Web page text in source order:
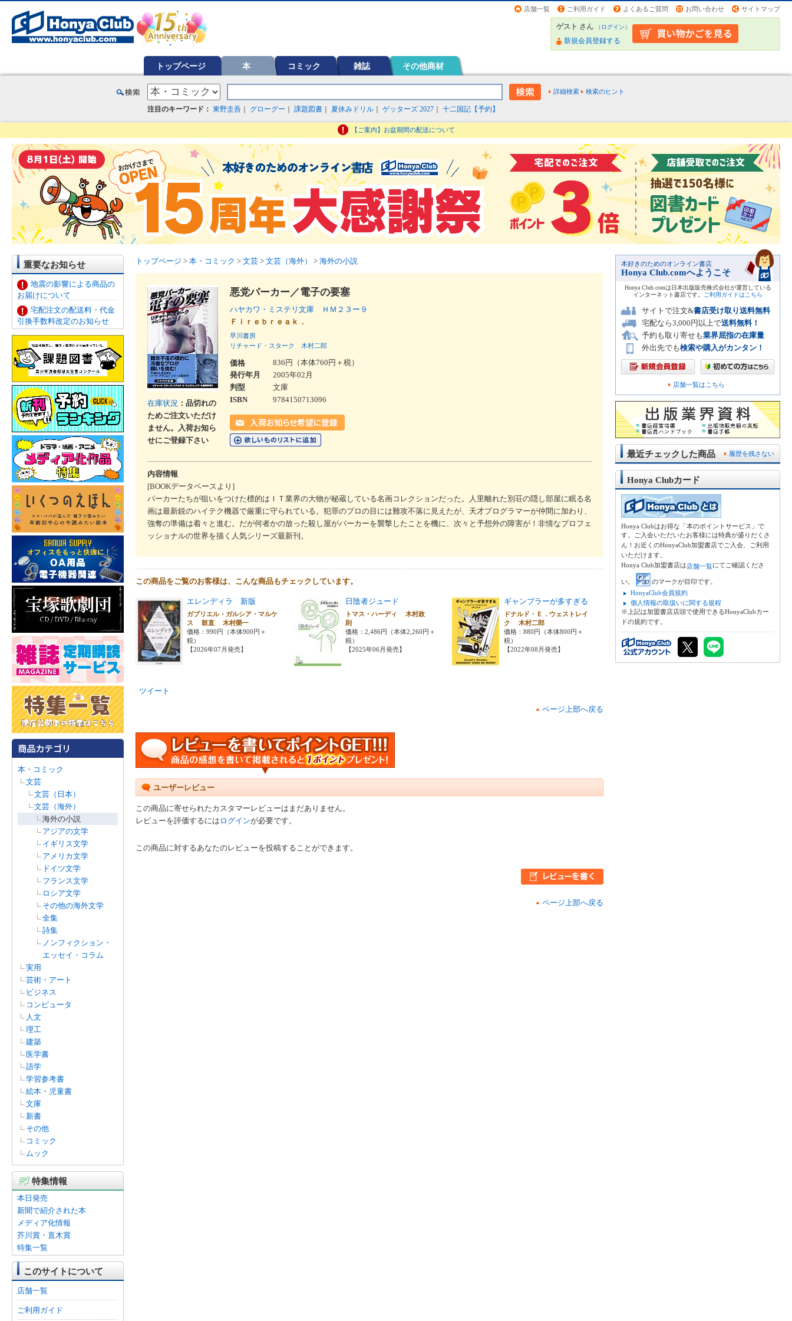
店舗一覧 ご利用ガイド よくあるご質問 お問い合わせ サイトマップ
ゲスト さん （ログイン）
新規会員登録する
トップページ 本 コミック 雑誌 その他商材
詳細検索 検索のヒント
注目のキーワード： 東野圭吾 グローグー 課題図書 夏休みドリル ゲッターズ 2027 十二国記【予約】
【ご案内】お盆期間の配送について
重要なお知らせ
地震の影響による商品の
お届けについて
宅配注文の配送料・代金
引換手数料改定のお知らせ
本・コミック
文芸
文芸（日本）
文芸（海外）
海外の小説
アジアの文学
イギリス文学
アメリカ文学
ドイツ文学
フランス文学
ロシア文学
その他の海外文学
全集
詩集
ノンフィクション・
エッセイ・コラム
実用
芸術・アート
ビジネス
コンピュータ
人文
理工
建築
医学書
語学
学習参考書
絵本・児童書
文庫
新書
その他
コミック
ムック
特集情報
本日発売
新聞で紹介された本
メディア化情報
芥川賞・直木賞
特集一覧
このサイトについて
店舗一覧
ご利用ガイド
トップページ > 本・コミック > 文芸 > 文芸（海外） > 海外の小説
在庫状況 ：品切れの
ためご注文いただけ
ません。入荷お知ら
せにご登録下さい
悪党パーカー／電子の要塞
ハヤカワ・ミステリ文庫 ＨＭ２３ー９
Ｆｉｒｅｂｒｅａｋ．
早川書房
リチャード・スターク
木村二郎
価格
836円（本体760円＋税）
発行年月
2005年02月
判型
文庫
ISBN
9784150713096
内容情報
[BOOKデータベースより]
パーカーたちが狙いをつけた標的はＩＴ業界の大物が秘蔵している名画コレクションだった。人里離れた別荘の隠し部屋に眠る名
画は最新鋭のハイテク機器で厳重に守られている。犯罪のプロの目には難攻不落に見えたが、天才プログラマーが仲間に加わり、
強奪の準備は着々と進む。だが何者かの放った殺し屋がパーカーを襲撃したことを機に、次々と予想外の障害が！非情なプロフェ
ッショナルの世界を描く人気シリーズ最新刊。
この商品をご覧のお客様は、こんな商品もチェックしています。
エレンディラ 新版
ガブリエル・ガルシア・マルケ
ス 鼓直 木村榮一
価格：990円（本体900円＋
税）
【2026年07月発売】
日陰者ジュード
トマス・ハーディ 木村政
則
価格：2,486円（本体2,260円＋
税）
【2025年06月発売】
ギャンブラーが多すぎる
ドナルド・Ｅ．ウェストレイ
ク 木村二郎
価格：880円（本体800円＋
税）
【2022年08月発売】
ツイート
ページ上部へ戻る
ユーザーレビュー
この商品に寄せられたカスタマーレビューはまだありません。
レビューを評価するには ログインが必要です。
この商品に対するあなたのレビューを投稿することができます。
ページ上部へ戻る
本好きのためのオンライン書店
Honya Club.comへようこそ
Honya Club.comは日本出版販売株式会社が運営している
インターネット書店です。
ご利用ガイドはこちら
サイトで注文&書店受け取り送料無料
宅配なら3,000円以上で送料無料！
予約も取り寄せも業界屈指の在庫量
外出先でも検索や購入がカンタン！
店舗一覧はこちら
履歴を残さない
最近チェックした商品
Honya Clubカード
Honya Clubはお得な「本のポイントサービス」で
す。ご入会いただいたお客様には特典が盛りだくさ
ん！お近くのHonyaClub加盟書店でご入会、ご利用
いただけます。
Honya Club加盟書店は店舗一覧にてご確認くださ
い。
のマークが目印です。
HonyaClub会員規約
個人情報の取扱いに関する規程
※上記は加盟書店店頭で使用できるHonyaClubカー
ドの規約です。